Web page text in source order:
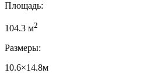
Площадь:
104.3 м2
Размеры:
10.6×14.8м